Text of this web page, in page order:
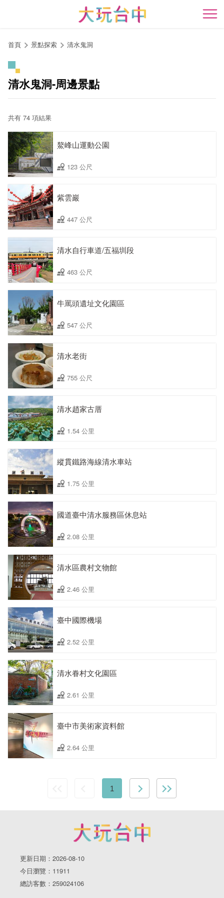
開
首頁 景點探索 清水鬼洞
清水鬼洞-周邊景點
共有 74 項結果
鰲峰山運動公園
123 公尺
紫雲巖
447 公尺
清水自行車道/五福圳段
463 公尺
牛罵頭遺址文化園區
547 公尺
清水老街
755 公尺
清水趙家古厝
1.54 公里
縱貫鐵路海線清水車站
1.75 公里
國道臺中清水服務區休息站
2.08 公里
清水區農村文物館
2.46 公里
臺中國際機場
2.52 公里
清水眷村文化園區
2.61 公里
臺中市美術家資料館
2.64 公里
1
更新日期：2026-08-10
今日瀏覽：11911
總訪客數：259024106